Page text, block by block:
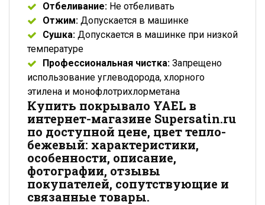
Отбеливание: Не отбеливать
Отжим: Допускается в машинке
Сушка: Допускается в машинке при низкой
температуре
Профессиональная чистка: Запрещено
использование углеводорода, хлорного
этилена и монофлотрихлорметана
Купить покрывало YAEL в
интернет-магазине Supersatin.ru
по доступной цене, цвет тепло-
бежевый: характеристики,
особенности, описание,
фотографии, отзывы
покупателей, сопутствующие и
связанные товары.